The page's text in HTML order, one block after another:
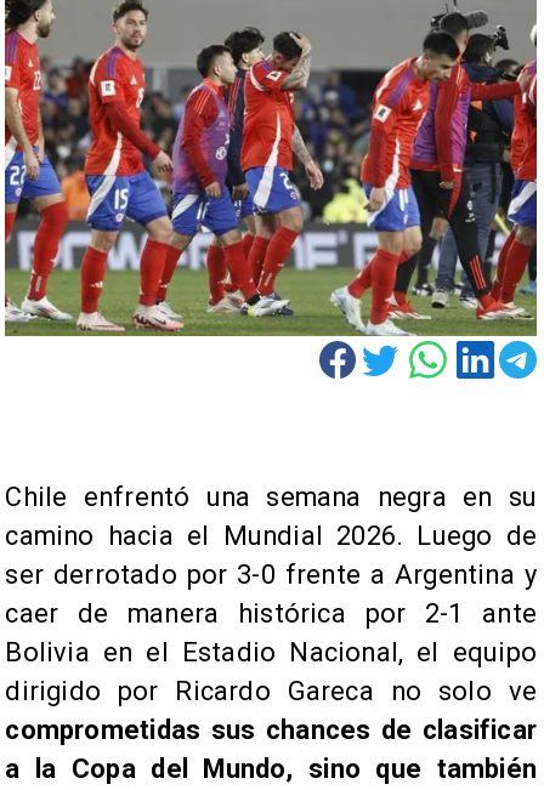
Chile enfrentó una semana negra en su
camino hacia el Mundial 2026. Luego de
ser derrotado por 3-0 frente a Argentina y
caer de manera histórica por 2-1 ante
Bolivia en el Estadio Nacional, el equipo
dirigido por Ricardo Gareca no solo ve
comprometidas sus chances de clasificar
a la Copa del Mundo, sino que también